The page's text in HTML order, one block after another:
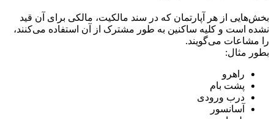
بخش‌هایی از هر آپارتمان که در سند مالکیت، مالکی برای آن قید
نشده است و کلیه ساکنین به طور مشترک از آن استفاده می‌کنند،
را مشاعات می‌گویند.
بطور مثال:
راهرو
پشت بام
درب ورودی
آسانسور